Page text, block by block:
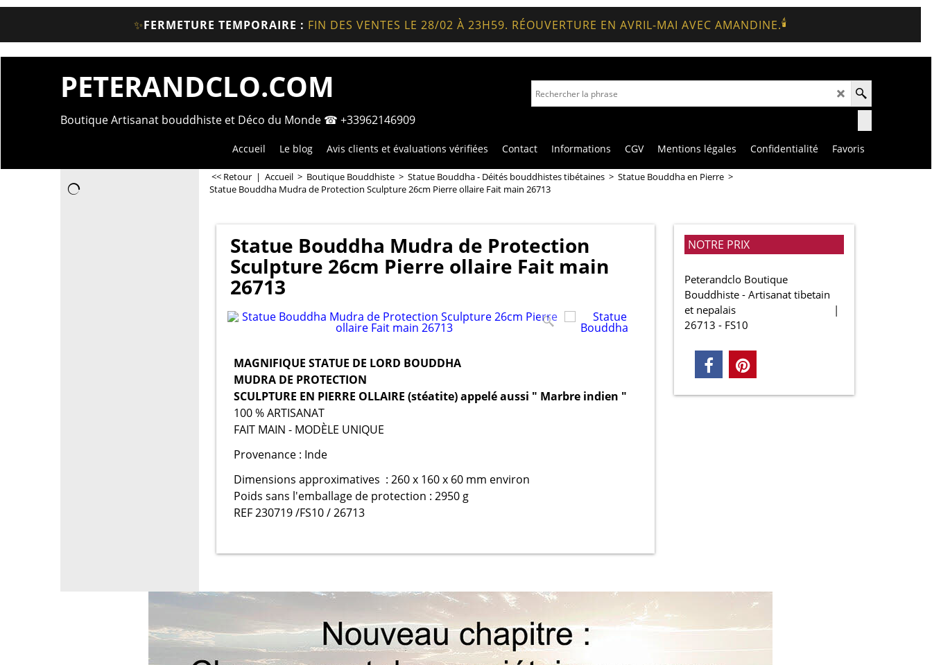
✨FERMETURE TEMPORAIRE : FIN DES VENTES LE 28/02 À 23H59. RÉOUVERTURE EN AVRIL-MAI AVEC AMANDINE.🕯️
PETERANDCLO.COM
Boutique Artisanat bouddhiste et Déco du Monde ☎ +33962146909
Accueil Le blog Avis clients et évaluations vérifiées Contact Informations CGV Mentions légales Confidentialité Favoris
<< Retour | Accueil > Boutique Bouddhiste > Statue Bouddha - Déités bouddhistes tibétaines > Statue Bouddha en Pierre >
Statue Bouddha Mudra de Protection Sculpture 26cm Pierre ollaire Fait main 26713
Statue Bouddha Mudra de Protection
Sculpture 26cm Pierre ollaire Fait main
26713
MAGNIFIQUE STATUE DE LORD BOUDDHA
MUDRA DE PROTECTION
SCULPTURE EN PIERRE OLLAIRE (stéatite) appelé aussi " Marbre indien "
100 % ARTISANAT
FAIT MAIN - MODÈLE UNIQUE
Provenance : Inde
Dimensions approximatives : 260 x 160 x 60 mm environ
Poids sans l'emballage de protection : 2950 g
REF 230719 /FS10 / 26713
NOTRE PRIX
Peterandclo Boutique
Bouddhiste - Artisanat tibetain
et nepalais
26713 - FS10